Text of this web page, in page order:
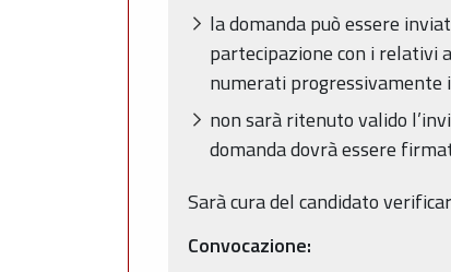
la domanda può essere
partecipazione con i relativi
numerati progressivamente
non sarà ritenuto valido
domanda dovrà essere
Sarà cura del candidato
Convocazione: